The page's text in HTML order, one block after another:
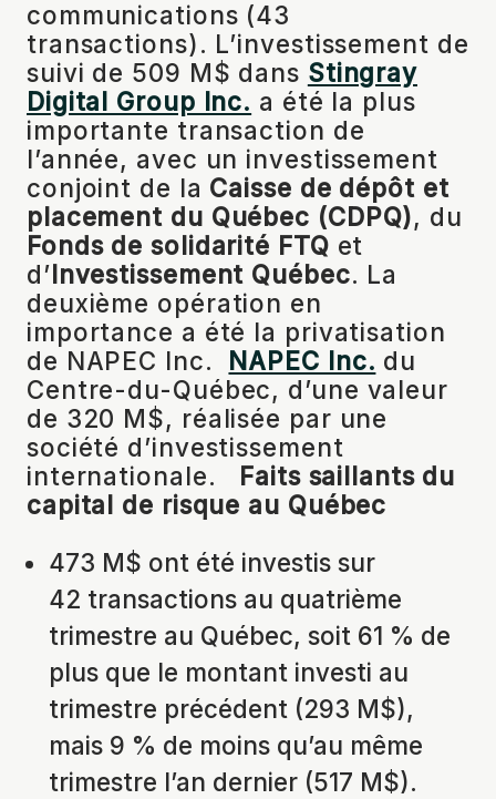
communications (43
transactions). L’investissement de
suivi de 509 M$ dans Stingray
Digital Group Inc. a été la plus
importante transaction de
l’année, avec un investissement
conjoint de la Caisse de dépôt et
placement du Québec (CDPQ), du
Fonds de solidarité FTQ et
d’Investissement Québec. La
deuxième opération en
importance a été la privatisation
de NAPEC Inc. NAPEC Inc. du
Centre-du-Québec, d’une valeur
de 320 M$, réalisée par une
société d’investissement
internationale. Faits saillants du
capital de risque au Québec
473 M$ ont été investis sur
42 transactions au quatrième
trimestre au Québec, soit 61 % de
plus que le montant investi au
trimestre précédent (293 M$),
mais 9 % de moins qu’au même
trimestre l’an dernier (517 M$).